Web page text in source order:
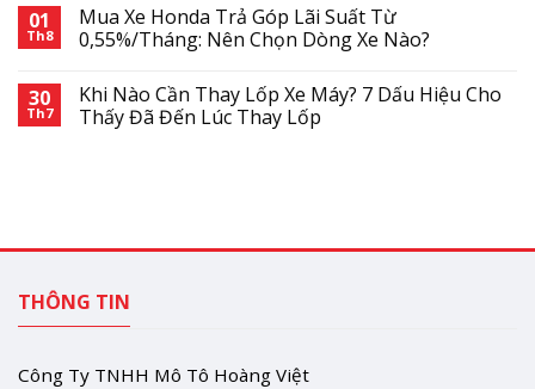
01
Th8
Mua Xe Honda Trả Góp Lãi Suất Từ
0,55%/Tháng: Nên Chọn Dòng Xe Nào?
30
Th7
Khi Nào Cần Thay Lốp Xe Máy? 7 Dấu Hiệu Cho
Thấy Đã Đến Lúc Thay Lốp
THÔNG TIN
Công Ty TNHH Mô Tô Hoàng Việt